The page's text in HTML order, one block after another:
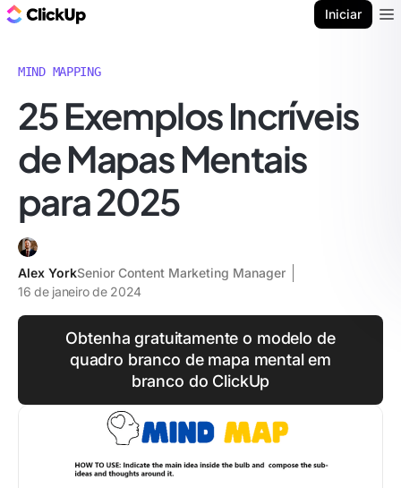
Iniciar
MIND MAPPING
25 Exemplos Incríveis
de Mapas Mentais
para 2025
Alex YorkSenior Content Marketing Manager
16 de janeiro de 2024
Obtenha gratuitamente o modelo de
quadro branco de mapa mental em
branco do ClickUp